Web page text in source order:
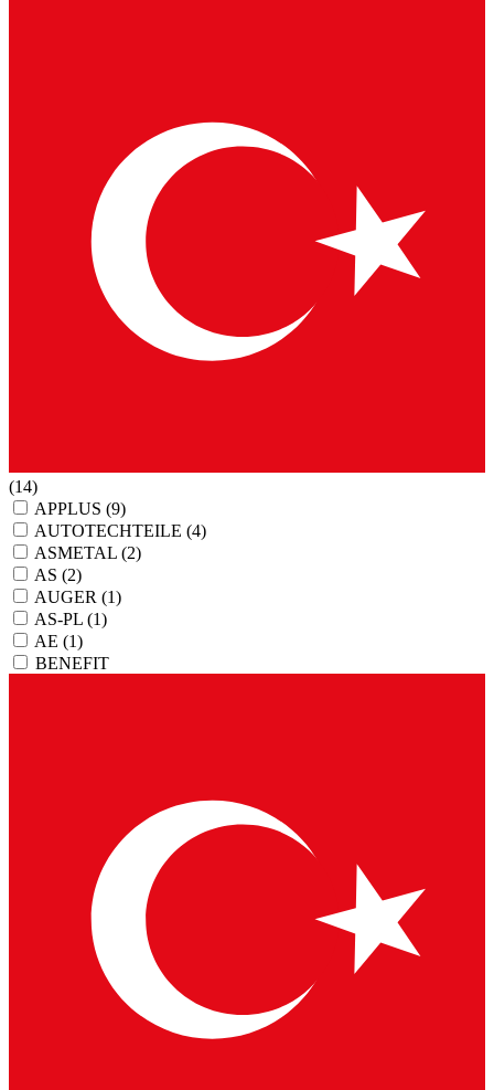
(14)
APPLUS (9)
AUTOTECHTEILE (4)
ASMETAL (2)
AS (2)
AUGER (1)
AS-PL (1)
AE (1)
BENEFIT